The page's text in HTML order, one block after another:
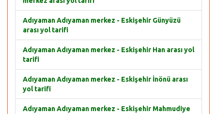
Adıyaman Adıyaman merkez - Eskişehir Günyüzü
arası yol tarifi
Adıyaman Adıyaman merkez - Eskişehir Han arası yol
tarifi
Adıyaman Adıyaman merkez - Eskişehir İnönü arası
yol tarifi
Adıyaman Adıyaman merkez - Eskişehir Mahmudiye